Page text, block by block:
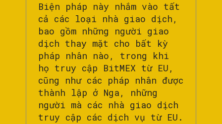
Biện pháp này nhắm vào tất
cả các loại nhà giao dịch,
bao gồm những người giao
dịch thay mặt cho bất kỳ
pháp nhân nào, trong khi
họ truy cập BitMEX từ EU,
cũng như các pháp nhân được
thành lập ở Nga, những
người mà các nhà giao dịch
truy cập các dịch vụ từ EU.